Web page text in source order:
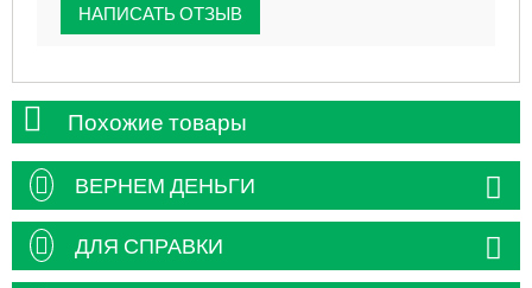
НАПИСАТЬ ОТЗЫВ
Похожие товары
ВЕРНЕМ ДЕНЬГИ
ДЛЯ СПРАВКИ